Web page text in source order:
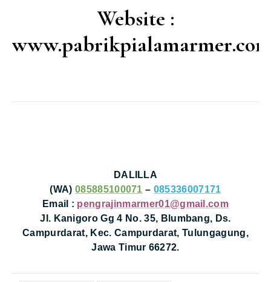
Website :
DALILLA
(WA) 085885100071 – 085336007171
Email : pengrajinmarmer01@gmail.com
Jl. Kanigoro Gg 4 No. 35, Blumbang, Ds.
Campurdarat, Kec. Campurdarat, Tulungagung,
Jawa Timur 66272.